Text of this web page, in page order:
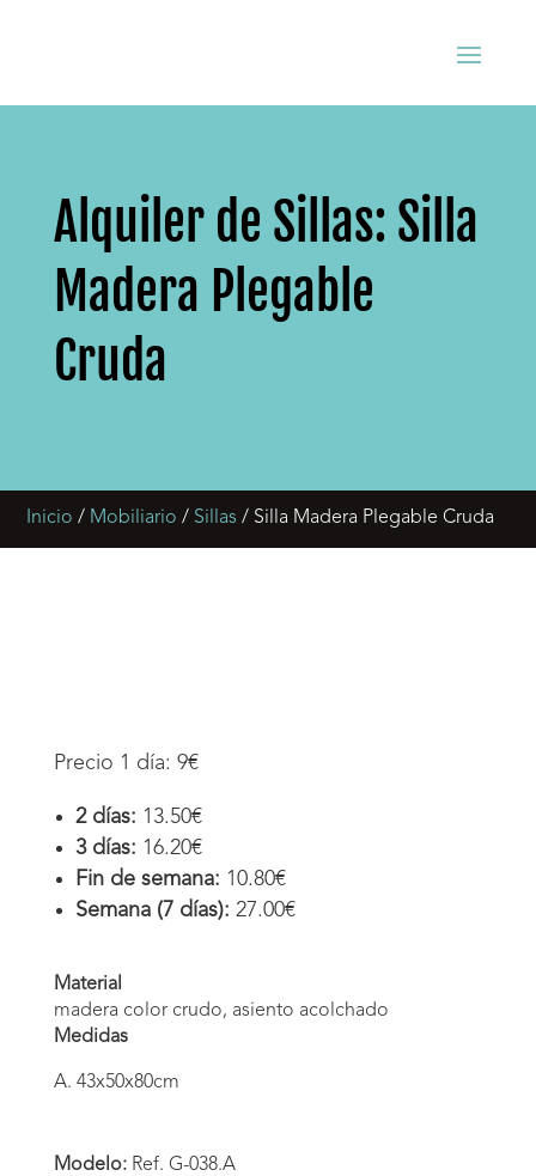
Alquiler de Sillas: Silla
Madera Plegable
Cruda
Inicio / Mobiliario / Sillas / Silla Madera Plegable Cruda
Precio 1 día: 9€
2 días: 13.50€
3 días: 16.20€
Fin de semana: 10.80€
Semana (7 días): 27.00€
Material
madera color crudo, asiento acolchado
Medidas
A. 43x50x80cm
Modelo:Ref. G-038.A